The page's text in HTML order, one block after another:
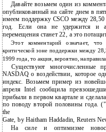
Давайте возьмем один из
опубликованный на сайте днем в
имеем поддержку CSCO между
год. Если она не удержится и
перемещения станет 22, а это
Этот комментарий означает,
критической зоне поддержки между
1999 года, то акция, вероятно,
Существуют многочисленные
NASDAQ о воздействии, которое
индекс. Возьмем пример из
апреля Intel сообщила
прибыли в первом квартале и
по поводу второй половины года.
the
Gate, by Haitham Haddadin, Reuters
На силе и оптимизме